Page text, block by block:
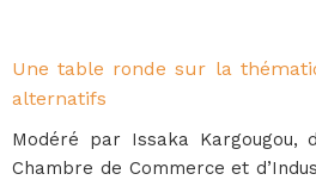
Une table ronde sur la
alternatifs
Modéré par Issaka Kargougou,
Chambre de Commerce et